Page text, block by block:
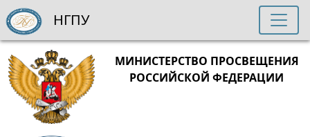
МИНИСТЕРСТВО ПРОСВЕЩЕНИЯ
РОССИЙСКОЙ ФЕДЕРАЦИИ
НГПУ